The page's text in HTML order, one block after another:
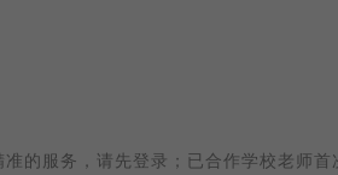
准的服务，请先登录；已合作学校老师